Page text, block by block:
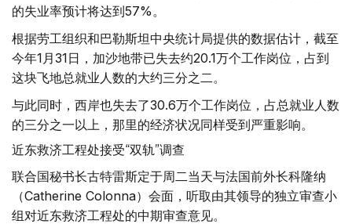
的失业率预计将达到57%。
根据劳工组织和巴勒斯坦中央统计局提供的数据估计，截至
今年1月31日，加沙地带已失去约20.1万个工作岗位，占到
这块飞地总就业人数的大约三分之二。
与此同时，西岸也失去了30.6万个工作岗位，占总就业人数
的三分之一以上，那里的经济状况同样受到严重影响。
近东救济工程处接受“双轨”调查
联合国秘书长古特雷斯定于周二当天与法国前外长科隆纳
（Catherine Colonna）会面，听取由其领导的独立审查小
组对近东救济工程处的中期审查意见。